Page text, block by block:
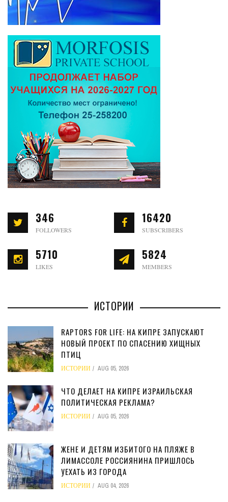
346
FOLLOWERS
16420
SUBSCRIBERS
5710
LIKES
5824
MEMBERS
ИСТОРИИ
RAPTORS FOR LIFE: НА КИПРЕ ЗАПУСКАЮТ
НОВЫЙ ПРОЕКТ ПО СПАСЕНИЮ ХИЩНЫХ
ПТИЦ
ИСТОРИИ AUG 05, 2026
ЧТО ДЕЛАЕТ НА КИПРЕ ИЗРАИЛЬСКАЯ
ПОЛИТИЧЕСКАЯ РЕКЛАМА?
ИСТОРИИ AUG 05, 2026
ЖЕНЕ И ДЕТЯМ ИЗБИТОГО НА ПЛЯЖЕ В
ЛИМАССОЛЕ РОССИЯНИНА ПРИШЛОСЬ
УЕХАТЬ ИЗ ГОРОДА
ИСТОРИИ AUG 04, 2026